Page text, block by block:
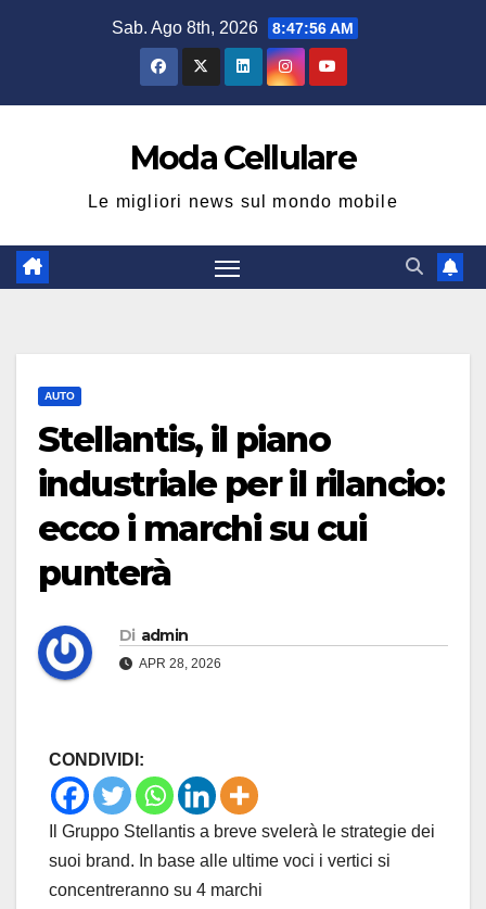
Sab. Ago 8th, 2026 8:47:57 AM
Moda Cellulare
Le migliori news sul mondo mobile
AUTO
Stellantis, il piano
industriale per il rilancio:
ecco i marchi su cui
punterà
Di admin
APR 28, 2026
CONDIVIDI:
Il Gruppo Stellantis a breve svelerà le strategie dei
suoi brand. In base alle ultime voci i vertici si
concentreranno su 4 marchi